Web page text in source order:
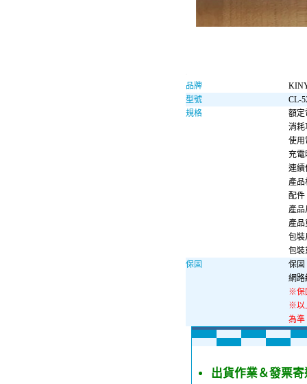
品牌
型號
CL-
規格
額定
消耗
使用
充電
連續
產
配件
產品
產品
包裝
包裝
保固
保固
網路
※保
※以
為準
出貨作業＆發票寄